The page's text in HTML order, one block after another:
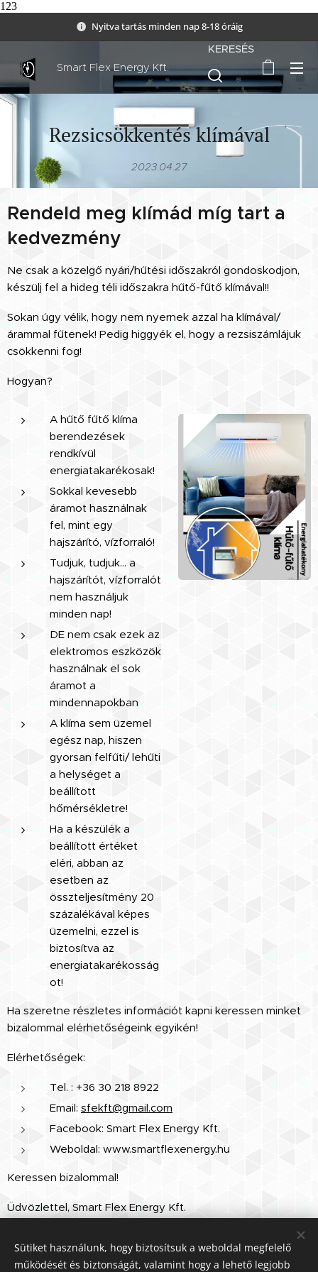
123
Nyitva tartás minden nap 8-18 óráig
Smart Flex Energy Kft.
KERESÉS
Rezsicsökkentés klímával
2023.04.27
Rendeld meg klímád míg tart a
kedvezmény
Ne csak a közelgő nyári/hűtési időszakról gondoskodjon,
készülj fel a hideg téli időszakra hűtő-fűtő klímával!!
Sokan úgy vélik, hogy nem nyernek azzal ha klímával/
árammal fűtenek! Pedig higgyék el, hogy a rezsiszámlájuk
csökkenni fog!
Hogyan?
A hűtő fűtő klíma
berendezések
rendkívül
energiatakarékosak!
Sokkal kevesebb
áramot használnak
fel, mint egy
hajszárító, vízforraló!
Tudjuk, tudjuk... a
hajszárítót, vízforralót
nem használjuk
minden nap!
DE nem csak ezek az
elektromos eszközök
használnak el sok
áramot a
mindennapokban
A klíma sem üzemel
egész nap, hiszen
gyorsan felfűti/ lehűti
a helységet a
beállított
hőmérsékletre!
Ha a készülék a
beállított értéket
eléri, abban az
esetben az
összteljesítmény 20
százalékával képes
üzemelni, ezzel is
biztosítva az
energiatakarékosság
ot!
Ha szeretne részletes információt kapni keressen minket
bizalommal elérhetőségeink egyikén!
Elérhetőségek:
Tel. : +36 30 218 8922
Email: sfekft@gmail.com
Facebook: Smart Flex Energy Kft.
Weboldal: www.smartflexenergy.hu
Keressen bizalommal!
Üdvözlettel, Smart Flex Energy Kft.
Sütiket használunk, hogy biztosítsuk a weboldal megfelelő
működését és biztonságát, valamint hogy a lehető legjobb